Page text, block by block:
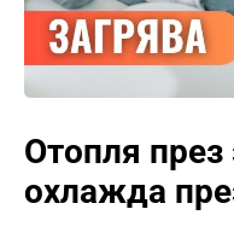
Отопля през
охлаждa